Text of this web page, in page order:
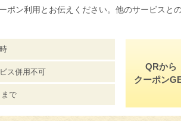
ポン利用とお伝えください。他のサービスと
QRから
クーポン
ス併用不可
で